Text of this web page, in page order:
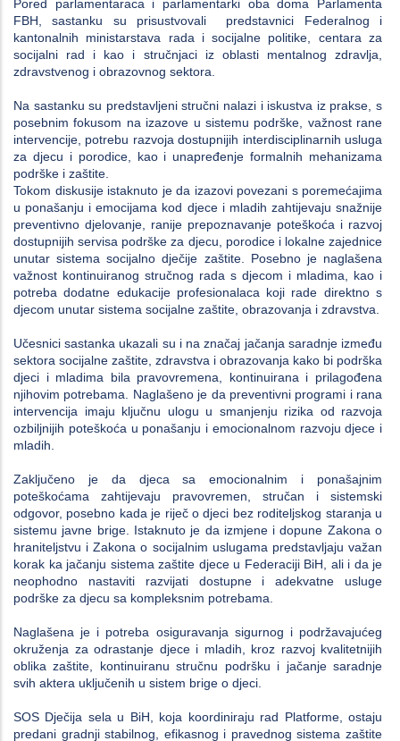
Pored parlamentaraca i parlamentarki oba doma Parlamenta
FBH, sastanku su prisustvovali predstavnici Federalnog i
kantonalnih ministarstava rada i socijalne politike, centara za
socijalni rad i kao i stručnjaci iz oblasti mentalnog zdravlja,
zdravstvenog i obrazovnog sektora.
Na sastanku su predstavljeni stručni nalazi i iskustva iz prakse, s
posebnim fokusom na izazove u sistemu podrške, važnost rane
intervencije, potrebu razvoja dostupnijih interdisciplinarnih usluga
za djecu i porodice, kao i unapređenje formalnih mehanizama
podrške i zaštite.
Tokom diskusije istaknuto je da izazovi povezani s poremećajima
u ponašanju i emocijama kod djece i mladih zahtijevaju snažnije
preventivno djelovanje, ranije prepoznavanje poteškoća i razvoj
dostupnijih servisa podrške za djecu, porodice i lokalne zajednice
unutar sistema socijalno dječije zaštite. Posebno je naglašena
važnost kontinuiranog stručnog rada s djecom i mladima, kao i
potreba dodatne edukacije profesionalaca koji rade direktno s
djecom unutar sistema socijalne zaštite, obrazovanja i zdravstva.
Učesnici sastanka ukazali su i na značaj jačanja saradnje između
sektora socijalne zaštite, zdravstva i obrazovanja kako bi podrška
djeci i mladima bila pravovremena, kontinuirana i prilagođena
njihovim potrebama. Naglašeno je da preventivni programi i rana
intervencija imaju ključnu ulogu u smanjenju rizika od razvoja
ozbiljnijih poteškoća u ponašanju i emocionalnom razvoju djece i
mladih.
Zaključeno je da djeca sa emocionalnim i ponašajnim
poteškoćama zahtijevaju pravovremen, stručan i sistemski
odgovor, posebno kada je riječ o djeci bez roditeljskog staranja u
sistemu javne brige. Istaknuto je da izmjene i dopune Zakona o
hraniteljstvu i Zakona o socijalnim uslugama predstavljaju važan
korak ka jačanju sistema zaštite djece u Federaciji BiH, ali i da je
neophodno nastaviti razvijati dostupne i adekvatne usluge
podrške za djecu sa kompleksnim potrebama.
Naglašena je i potreba osiguravanja sigurnog i podržavajućeg
okruženja za odrastanje djece i mladih, kroz razvoj kvalitetnijih
oblika zaštite, kontinuiranu stručnu podršku i jačanje saradnje
svih aktera uključenih u sistem brige o djeci.
SOS Dječija sela u BiH, koja koordiniraju rad Platforme, ostaju
predani gradnji stabilnog, efikasnog i pravednog sistema zaštite